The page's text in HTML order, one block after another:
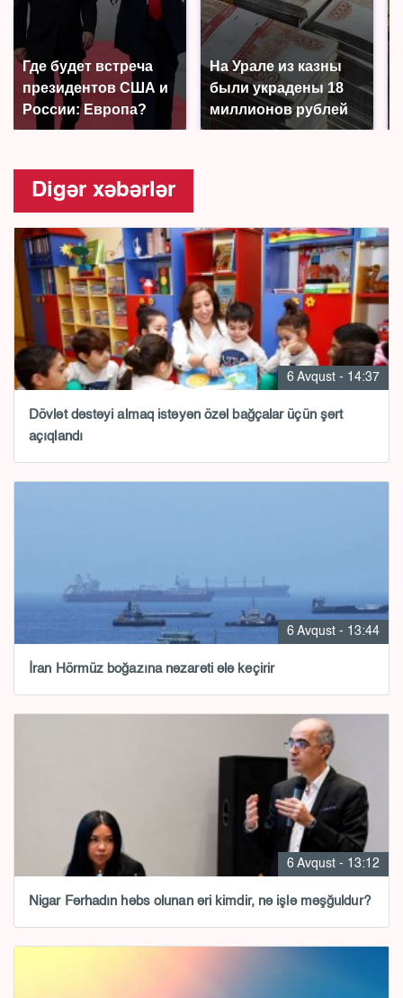
Где будет встреча
президентов США и
России: Европа?
На Урале из казны
были украдены 18
миллионов рублей
Digər xəbərlər
6 Avqust - 14:37
Dövlət dəstəyi almaq istəyən özəl bağçalar üçün şərt
açıqlandı
6 Avqust - 13:44
İran Hörmüz boğazına nəzarəti ələ keçirir
6 Avqust - 13:12
Nigar Fərhadın həbs olunan əri kimdir, nə işlə məşğuldur?